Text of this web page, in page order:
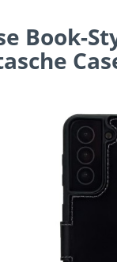
Book-